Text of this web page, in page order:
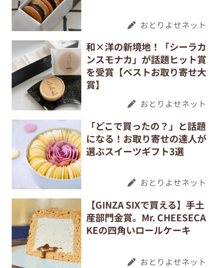
おとりよせネット
和×洋の新境地！「シーラカ
ンスモナカ」が話題ヒット賞
を受賞【ベストお取り寄せ大
賞】
おとりよせネット
「どこで買ったの？」と話題
になる！お取り寄せの達人が
選ぶスイーツギフト3選
おとりよせネット
【GINZA SIXで買える】手土
産部門金賞。Mr. CHEESECA
KEの四角いロールケーキ
おとりよせネット